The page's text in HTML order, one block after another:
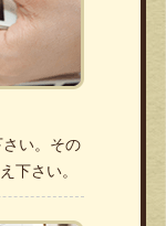
い。その
下さい。